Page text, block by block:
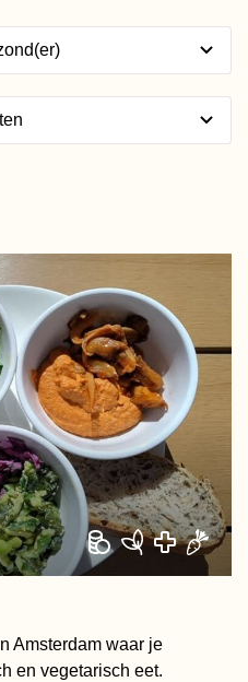
Amsterdam waar je
en vegetarisch eet.